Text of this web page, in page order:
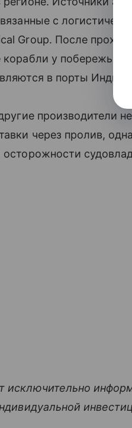
с
Group. После
корабли у побережья
в порты Индии.
производители
через пролив,
исключительно